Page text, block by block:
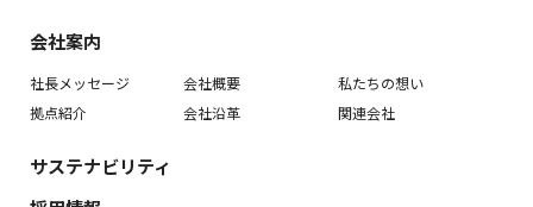
会社案内
社長メッセージ 会社概要
私たちの想い
拠点紹介
会社沿革 関連会社
サステナビリティ